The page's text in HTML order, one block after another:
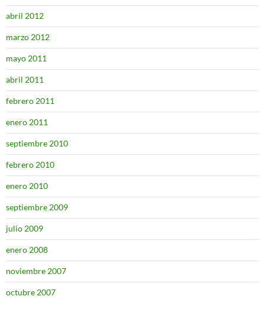
abril 2012
marzo 2012
mayo 2011
abril 2011
febrero 2011
enero 2011
septiembre 2010
febrero 2010
enero 2010
septiembre 2009
julio 2009
enero 2008
noviembre 2007
octubre 2007